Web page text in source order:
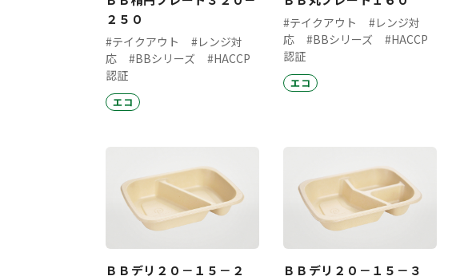
２５０
#テイクアウト
#レンジ対
応
#BBシリーズ
#HACCP
認証
エコ
#テイクアウト
#レンジ対
応
#BBシリーズ
#HACCP
認証
エコ
ＢＢデリ２０－１５－２
ＢＢデリ２０－１５－３